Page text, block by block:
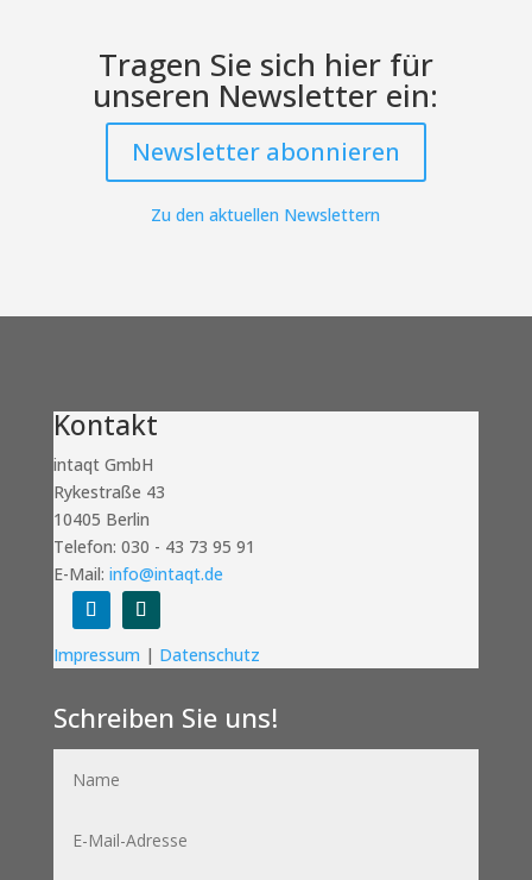
Tragen Sie sich hier für
unseren Newsletter ein:
Newsletter abonnieren
Zu den aktuellen Newslettern
Kontakt
intaqt GmbH
Rykestraße 43
10405 Berlin
Telefon: 030 - 43 73 95 91
E-Mail: info@intaqt.de
Impressum | Datenschutz
Schreiben Sie uns!
Mail-